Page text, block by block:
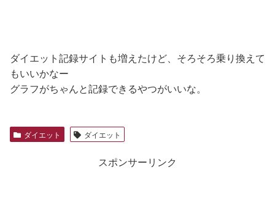
ダイエット記録サイトも増えたけど、そろそろ乗り換えて
もいいかなー
グラフがちゃんと記録できるやつがいいな。
ダイエット ダイエット
スポンサーリンク